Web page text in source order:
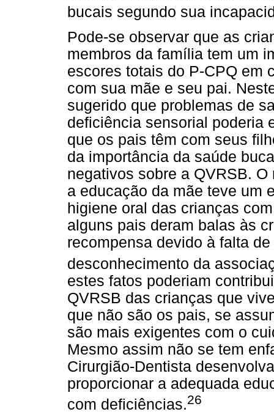
bucais segundo sua
Pode-se observar que as
membros da família tem um
escores totais do P-CPQ em
com sua mãe e seu pai.
sugerido que problemas de
deficiência sensorial poderia
que os pais têm com seus
da importância da saúde
negativos sobre a QVRSB.
a educação da mãe teve um
higiene oral das crianças
alguns pais deram balas às
recompensa devido à falta
desconhecimento da
estes fatos poderiam
QVRSB das crianças que
que não são os pais, se
são mais exigentes com o
Mesmo assim não se tem
Cirurgião-Dentista
proporcionar a adequada
com deficiências.26